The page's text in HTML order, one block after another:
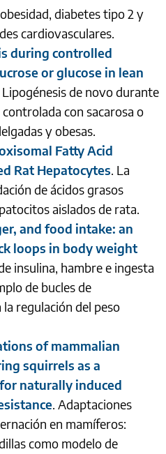
diabetes tipo 2 y
cardiovasculares.
during controlled
or glucose in lean
Lipogénesis de novo durante
con sacarosa o
y obesas.
Fatty Acid
Rat Hepatocytes. La
de ácidos grasos
aislados de rata.
and food intake: an
loops in body weight
insulina, hambre e ingesta
de bucles de
regulación del peso
of mammalian
squirrels as a
naturally induced
. Adaptaciones
en mamíferos:
como modelo de